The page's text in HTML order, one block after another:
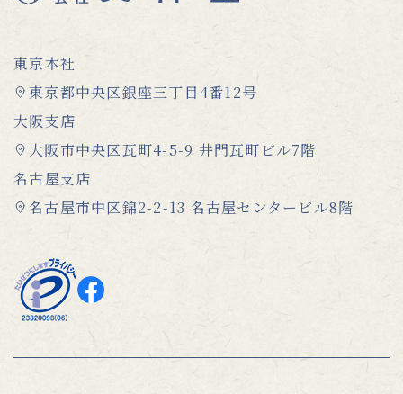
東京本社
東京都中央区銀座三丁目4番12号
大阪支店
大阪市中央区瓦町4-5-9 井門瓦町ビル7階
名古屋支店
名古屋市中区錦2-2-13 名古屋センタービル8階